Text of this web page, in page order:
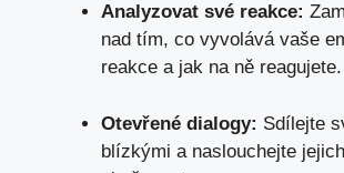
Analyzovat své reakce:
nad tím, co vyvolává vaše
reakce a jak na ně reagujete.
Otevřené dialogy: Sdílejte
blízkými a naslouchejte jejich